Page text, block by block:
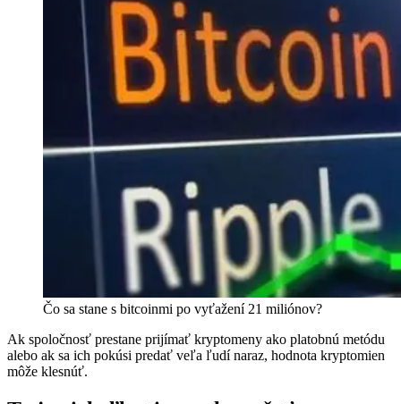
Čo sa stane s bitcoinmi po vyťažení 21 miliónov?
Ak spoločnosť prestane prijímať kryptomeny ako platobnú metódu
alebo ak sa ich pokúsi predať veľa ľudí naraz, hodnota kryptomien
môže klesnúť.